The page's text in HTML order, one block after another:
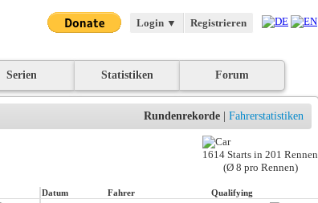
Login ▼ Registrieren
Serien Statistiken Forum
Rundenrekorde Fahrerstatistiken
1614 Starts in 201 Rennen
(Ø 8 pro Rennen)
Datum Fahrer
Qualifying